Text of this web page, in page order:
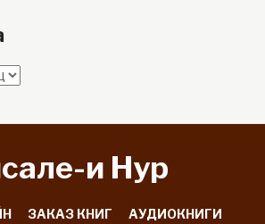
и Hyp
ЗАКАЗ КНИГ АУДИОКНИГИ